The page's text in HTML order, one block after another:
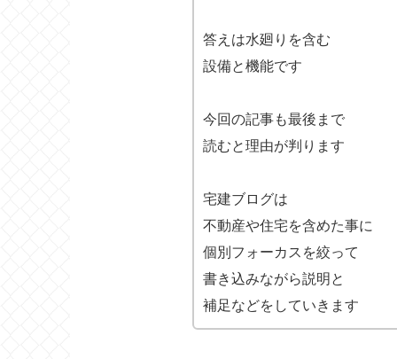
答えは水廻りを含む
設備と機能です
今回の記事も最後まで
読むと理由が判ります
宅建ブログは
不動産や住宅を含めた事に
個別フォーカスを絞って
書き込みながら説明と
補足などをしていきます